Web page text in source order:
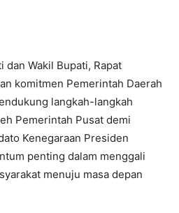
dan Wakil Bupati, Rapat
komitmen Pemerintah Daerah
langkah-langkah
Pemerintah Pusat demi
Kenegaraan Presiden
penting dalam menggali
menuju masa depan